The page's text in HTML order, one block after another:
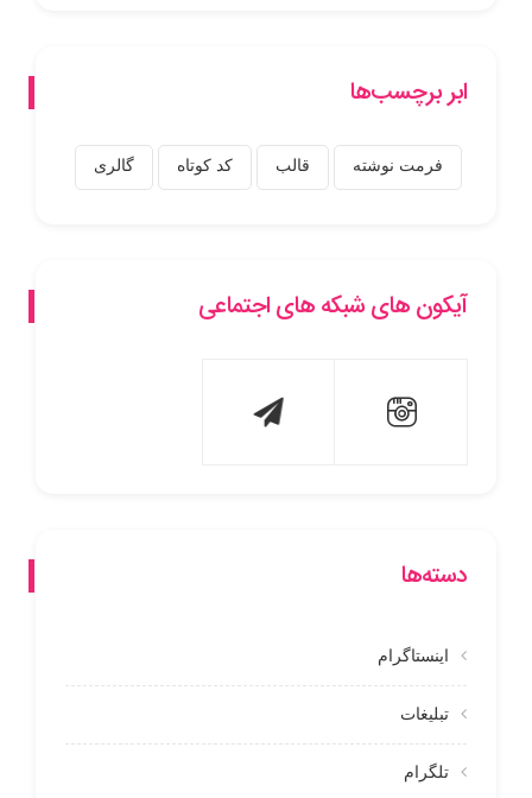
ابر برچسب‌ها
فرمت نوشته قالب کد کوتاه گالری
آیکون های شبکه های اجتماعی
دسته‌ها
اینستاگرام
تبلیغات
تلگرام